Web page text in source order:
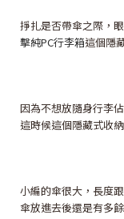
掙扎是否帶傘之際，
擊純PC行李箱這個隱
因為不想放隨身行李
這時候這個隱藏式收
小編的傘很大，長度
傘放進去後還是有多